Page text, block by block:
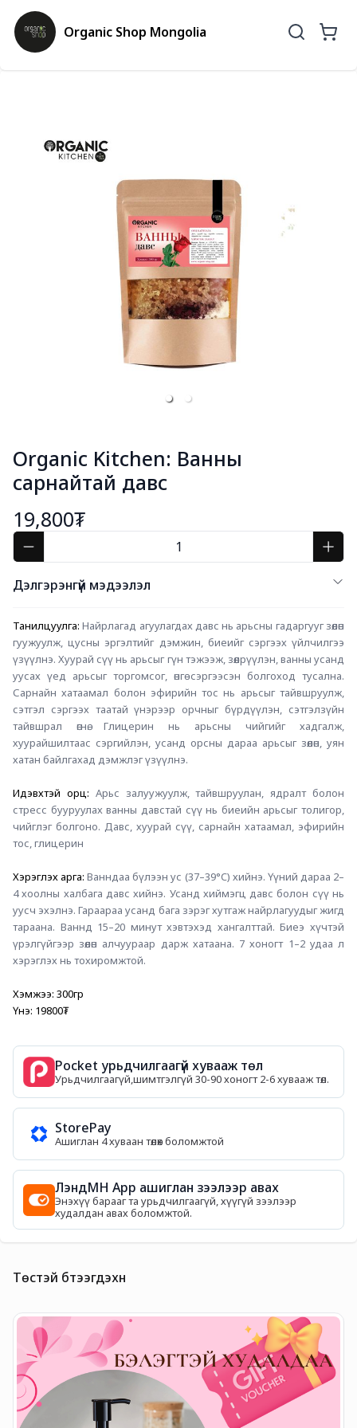
Organic Shop Mongolia
Organic Kitchen: Ванны
сарнайтай давс
19,800₮
Дэлгэрэнгүй мэдээлэл
Танилцуулга: Найрлагад агуулагдах давс нь арьсны гадаргууг зөөлөн
гуужуулж, цусны эргэлтийг дэмжин, биеийг сэргээх үйлчилгээ
үзүүлнэ. Хуурай сүү нь арьсыг гүн тэжээж, зөөлрүүлэн, ванны усанд
уусах үед арьсыг торгомсог, өнгө сэргээсэн болгоход тусална.
Сарнайн хатаамал болон эфирийн тос нь арьсыг тайвшруулж,
сэтгэл сэргээх таатай үнэрээр орчныг бүрдүүлэн, сэтгэлзүйн
тайвшрал өгнө. Глицерин нь арьсны чийгийг хадгалж,
хуурайшилтаас сэргийлэн, усанд орсны дараа арьсыг зөөлөн, уян
хатан байлгахад дэмжлэг үзүүлнэ.
Идэвхтэй орц: Арьс залуужуулж, тайвшруулан, ядралт болон
стресс бууруулах ванны давстай сүү нь биеийн арьсыг толигор,
чийглэг болгоно. Давс, хуурай сүү, сарнайн хатаамал, эфирийн
тос, глицерин
Хэрэглэх арга: Ванндаа бүлээн ус (37–39°C) хийнэ. Үүний дараа 2–
4 хоолны халбага давс хийнэ. Усанд хиймэгц давс болон сүү нь
уусч эхэлнэ. Гараараа усанд бага зэрэг хутгаж найрлагуудыг жигд
тараана. Ваннд 15–20 минут хэвтэхэд хангалттай. Биеэ хүчтэй
үрэлгүйгээр зөөлөн алчуураар дарж хатаана. 7 хоногт 1–2 удаа л
хэрэглэх нь тохиромжтой.
Хэмжээ: 300гр
Үнэ: 19800₮
Pocket урьдчилгаагүй хувааж төл
Урьдчилгаагүй,шимтгэлгүй 30-90 хоногт 2-6 хувааж төл.
StorePay
Ашиглан 4 хуваан төлөх боломжтой
ЛэндМН App ашиглан зээлээр авах
Энэхүү барааг та урьдчилгаагүй, хүүгүй зээлээр
худалдан авах боломжтой.
Төстэй бүтээгдэхүүн